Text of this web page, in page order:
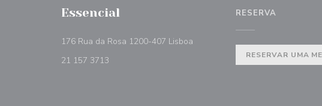
Essencial
176 Rua da Rosa 1200-407 Lisboa
21 157 3713
RESERVA
RESERVAR UMA